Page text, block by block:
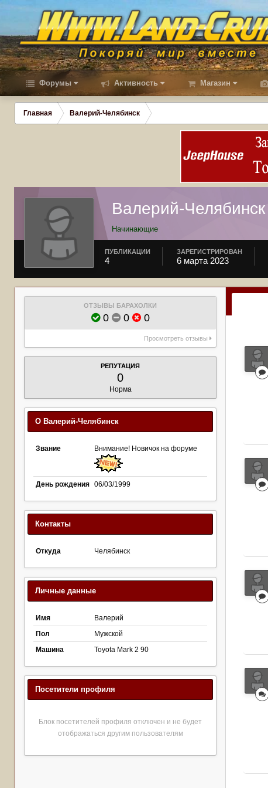
Форумы Активность Магазин
Главная Валерий-Челябинск
Валерий-Челябинск
Начинающие
ПУБЛИКАЦИИ
4
ЗАРЕГИСТРИРОВАН
6 марта 2023
ОТЗЫВЫ БАРАХОЛКИ
0 0 0
Просмотреть отзывы
РЕПУТАЦИЯ
0
Норма
О Валерий-Челябинск
Звание Внимание! Новичок на форуме
День рождения 06/03/1999
Контакты
Откуда Челябинск
Личные данные
Имя
Валерий
Пол
Мужской
Машина
Toyota Mark 2 90
Посетители профиля
Блок посетителей профиля отключен и не будет
отображаться другим пользователям